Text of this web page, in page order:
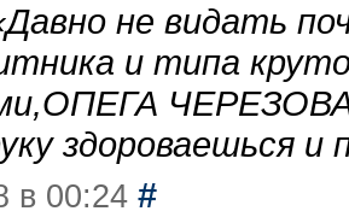
Давно не видать
и типа
здороваешься
в 00:24 #